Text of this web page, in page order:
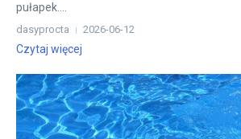
pułapek....
dasyprocta 2026-06-12
Czytaj więcej